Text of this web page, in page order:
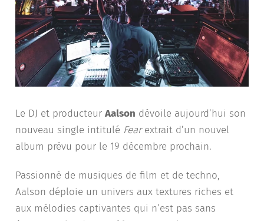
Le DJ et producteur Aalson dévoile aujourd’hui son
nouveau single intitulé Fearextrait d’un nouvel
album prévu pour le 19 décembre prochain.
Passionné de musiques de film et de techno,
Aalson déploie un univers aux textures riches et
aux mélodies captivantes qui n’est pas sans